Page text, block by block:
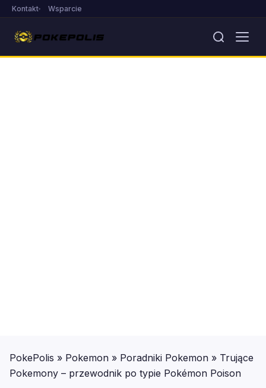
Kontakt Wsparcie
PokePolis » Pokemon » Poradniki Pokemon » Trujące
Pokemony – przewodnik po typie Pokémon Poison